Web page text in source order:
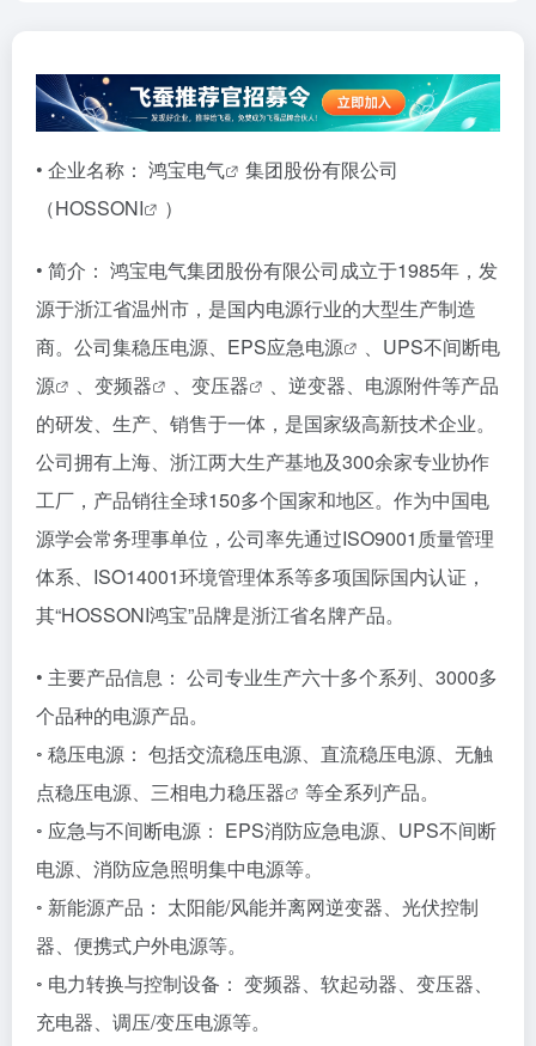
• 企业名称： 鸿宝电气
集团股份有限公司
（HOSSONI ）
• 简介： 鸿宝电气集团股份有限公司成立于1985年，发
源于浙江省温州市，是国内电源行业的大型生产制造
商。公司集稳压电源、 EPS应急电源 、 UPS不间断电
源
、 变频器 、 变压器
、逆变器、电源附件等产品
的研发、生产、销售于一体，是国家级高新技术企业。
公司拥有上海、浙江两大生产基地及300余家专业协作
工厂，产品销往全球150多个国家和地区。作为中国电
源学会常务理事单位，公司率先通过ISO9001质量管理
体系、ISO14001环境管理体系等多项国际国内认证，
其“HOSSONI鸿宝”品牌是浙江省名牌产品。
• 主要产品信息： 公司专业生产六十多个系列、3000多
个品种的电源产品。
◦ 稳压电源： 包括交流稳压电源、直流稳压电源、无触
点稳压电源、三相电力稳压器
等全系列产品。
◦ 应急与不间断电源： EPS消防应急电源、UPS不间断
电源、消防应急照明集中电源等。
◦ 新能源产品： 太阳能/风能并离网逆变器、光伏控制
器、便携式户外电源等。
◦ 电力转换与控制设备： 变频器、软起动器、变压器、
充电器、调压/变压电源等。